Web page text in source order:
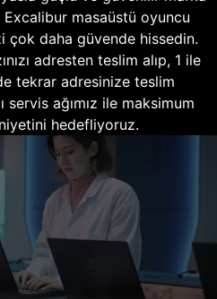
masaüstü oyuncu
çok daha güvende hissedin.
adresten teslim alıp, 1 ile
tekrar adresinize teslim
ağımız ile maksimum
hedefliyoruz.